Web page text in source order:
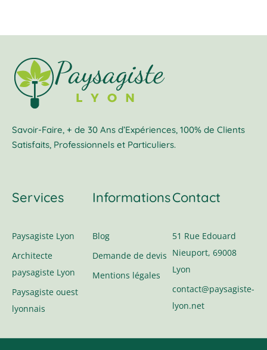
Savoir-Faire, + de 30 Ans d’Expériences, 100% de Clients
Satisfaits, Professionnels et Particuliers.
Services
Paysagiste Lyon
Architecte
paysagiste Lyon
Paysagiste ouest
lyonnais
Informations
Blog
Demande de devis
Mentions légales
Contact
51 Rue Edouard
Nieuport, 69008
Lyon
contact@paysagiste-
lyon.net